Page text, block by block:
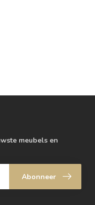
meubels en
Abonneer